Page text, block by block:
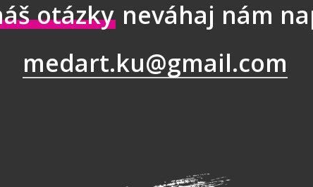
otázkyneváhaj nám
medart.ku@gmail.com